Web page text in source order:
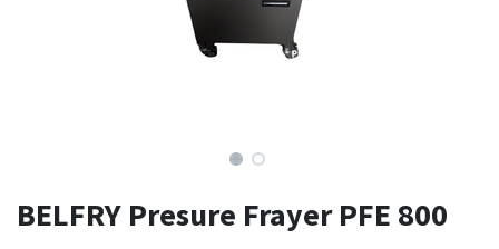
BELFRY Presure Frayer PFE 800